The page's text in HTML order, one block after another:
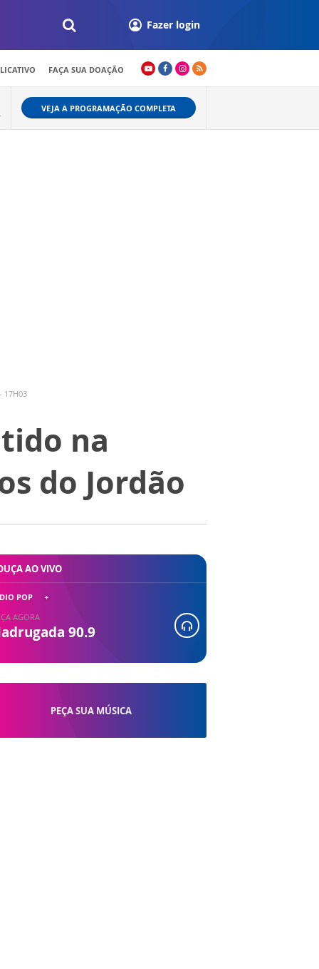
Fazer login
FAÇA SUA DOAÇÃO
VEJA A PROGRAMAÇÃO COMPLETA
17H03
na
do Jordão
PEÇA SUA MÚSICA
AO VIVO
POP
AGORA
90.9